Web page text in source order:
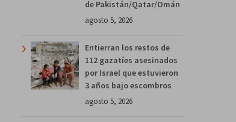
de Pakistán/Qatar/Omán
agosto 5, 2026
Entierran los restos de
112 gazatíes asesinados
por Israel que estuvieron
3 años bajo escombros
agosto 5, 2026